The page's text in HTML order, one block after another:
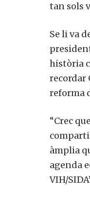
tan sols
Se li va
història
recordar
reforma
“Crec
àmplia
agenda
VIH/